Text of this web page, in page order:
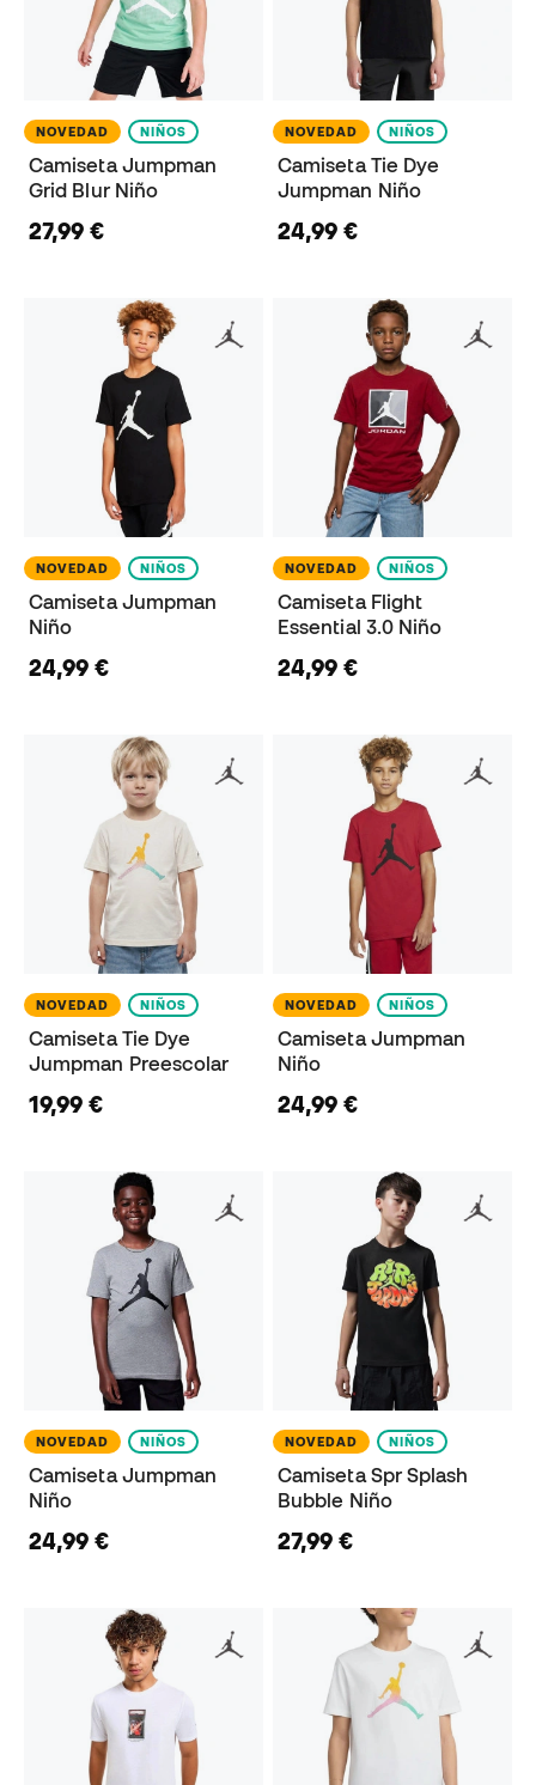
NOVEDAD NIÑOS
Camiseta Jumpman
Grid Blur Niño
27,99 €
NOVEDAD NIÑOS
Camiseta Tie Dye
Jumpman Niño
24,99 €
NOVEDAD NIÑOS
Camiseta Jumpman
Niño
24,99 €
NOVEDAD NIÑOS
Camiseta Flight
Essential 3.0 Niño
24,99 €
NOVEDAD NIÑOS
Camiseta Tie Dye
Jumpman Preescolar
19,99 €
NOVEDAD NIÑOS
Camiseta Jumpman
Niño
24,99 €
NOVEDAD NIÑOS
Camiseta Jumpman
Niño
24,99 €
NOVEDAD NIÑOS
Camiseta Spr Splash
Bubble Niño
27,99 €